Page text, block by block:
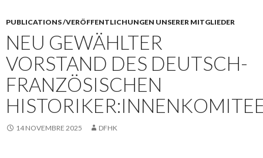
PUBLICATIONS /VERÖFFENTLICHUNGEN UNSERER MITGLIEDER
NEU GEWÄHLTER
VORSTAND DES DEUTSCH-
FRANZÖSISCHEN
14 NOVEMBRE 2025 DFHK